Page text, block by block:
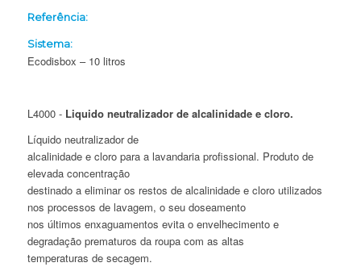
Referência:
Sistema:
Ecodisbox – 10 litros
L4000 - Liquido neutralizador de alcalinidade e cloro.
Líquido neutralizador de
alcalinidade e cloro para a lavandaria profissional. Produto de
elevada concentração
destinado a eliminar os restos de alcalinidade e cloro utilizados
nos processos de lavagem, o seu doseamento
nos últimos enxaguamentos evita o envelhecimento e
degradação prematuros da roupa com as altas
temperaturas de secagem.